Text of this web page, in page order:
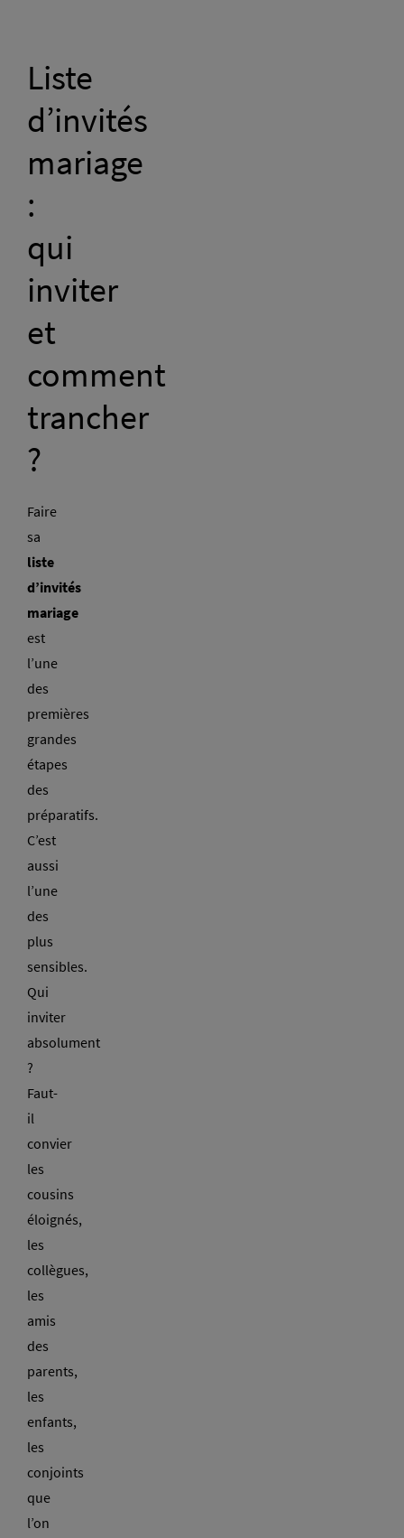
Liste
d’invités
mariage
:
qui
inviter
et
comment
trancher
?
Faire
sa
liste
d’invités
mariage
est
l’une
des
premières
grandes
étapes
des
préparatifs.
C’est
aussi
l’une
des
plus
sensibles.
Qui
inviter
absolument
?
Faut-
il
convier
les
cousins
éloignés,
les
collègues,
les
amis
des
parents,
les
enfants,
les
conjoints
que
l’on